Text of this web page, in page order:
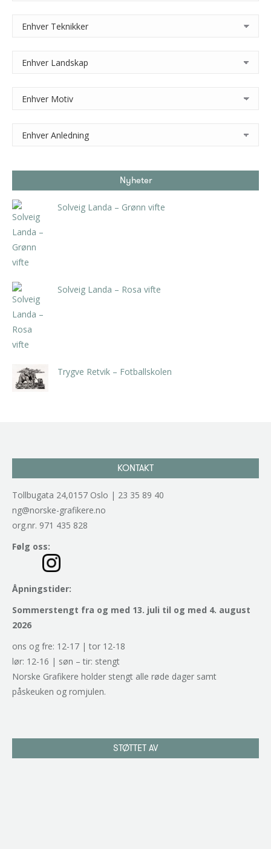
Nyheter
Solveig Landa – Grønn vifte
Solveig Landa – Rosa vifte
Trygve Retvik – Fotballskolen
KONTAKT
Tollbugata 24,0157 Oslo | 23 35 89 40
ng@norske-grafikere.no
org.nr. 971 435 828
Følg oss:
Åpningstider:
Sommerstengt fra og med 13. juli til og med 4. august
2026
ons og fre: 12-17 | tor 12-18
lør: 12-16 | søn – tir: stengt
Norske Grafikere holder stengt alle røde dager samt
påskeuken og romjulen.
STØTTET AV